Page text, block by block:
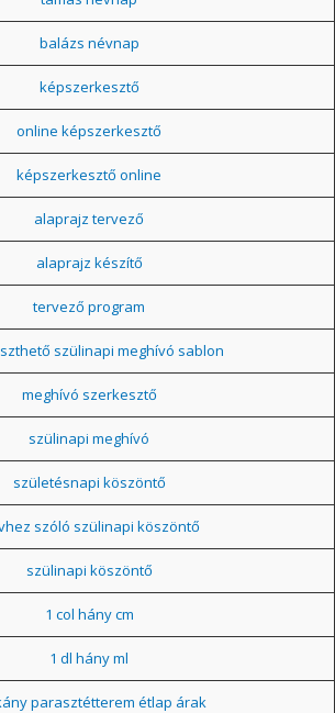
balázs névnap
képszerkesztő
online képszerkesztő
képszerkesztő online
alaprajz tervező
alaprajz készítő
tervező program
szülinapi meghívó sablon
meghívó szerkesztő
szülinapi meghívó
születésnapi köszöntő
szóló szülinapi köszöntő
szülinapi köszöntő
1 col hány cm
1 dl hány ml
parasztétterem étlap árak